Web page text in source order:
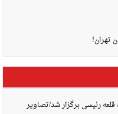
تهران!
رئیسی برگزار شد/تصاویر